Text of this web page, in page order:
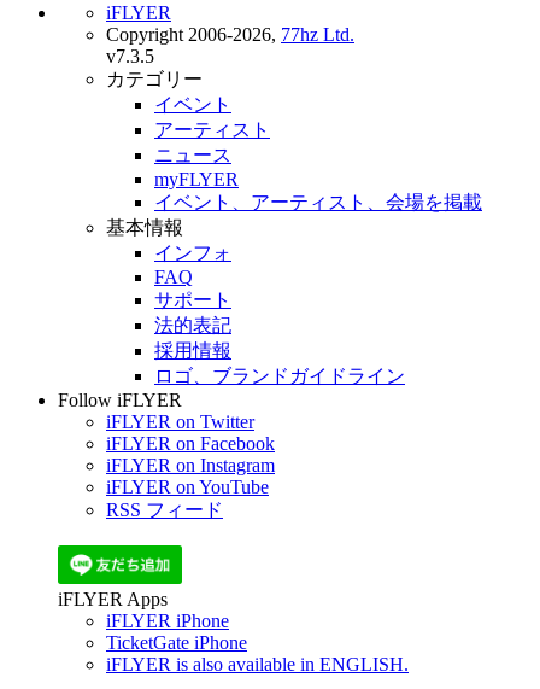
iFLYER
Copyright 2006-2026, 77hz Ltd.
v7.3.5
カテゴリー
イベント
アーティスト
ニュース
myFLYER
イベント、アーティスト、会場を掲載
基本情報
インフォ
FAQ
サポート
法的表記
採用情報
ロゴ、ブランドガイドライン
Follow iFLYER
iFLYER on Twitter
iFLYER on Facebook
iFLYER on Instagram
iFLYER on YouTube
RSS フィード
iFLYER Apps
iFLYER iPhone
TicketGate iPhone
iFLYER is also available in ENGLISH.